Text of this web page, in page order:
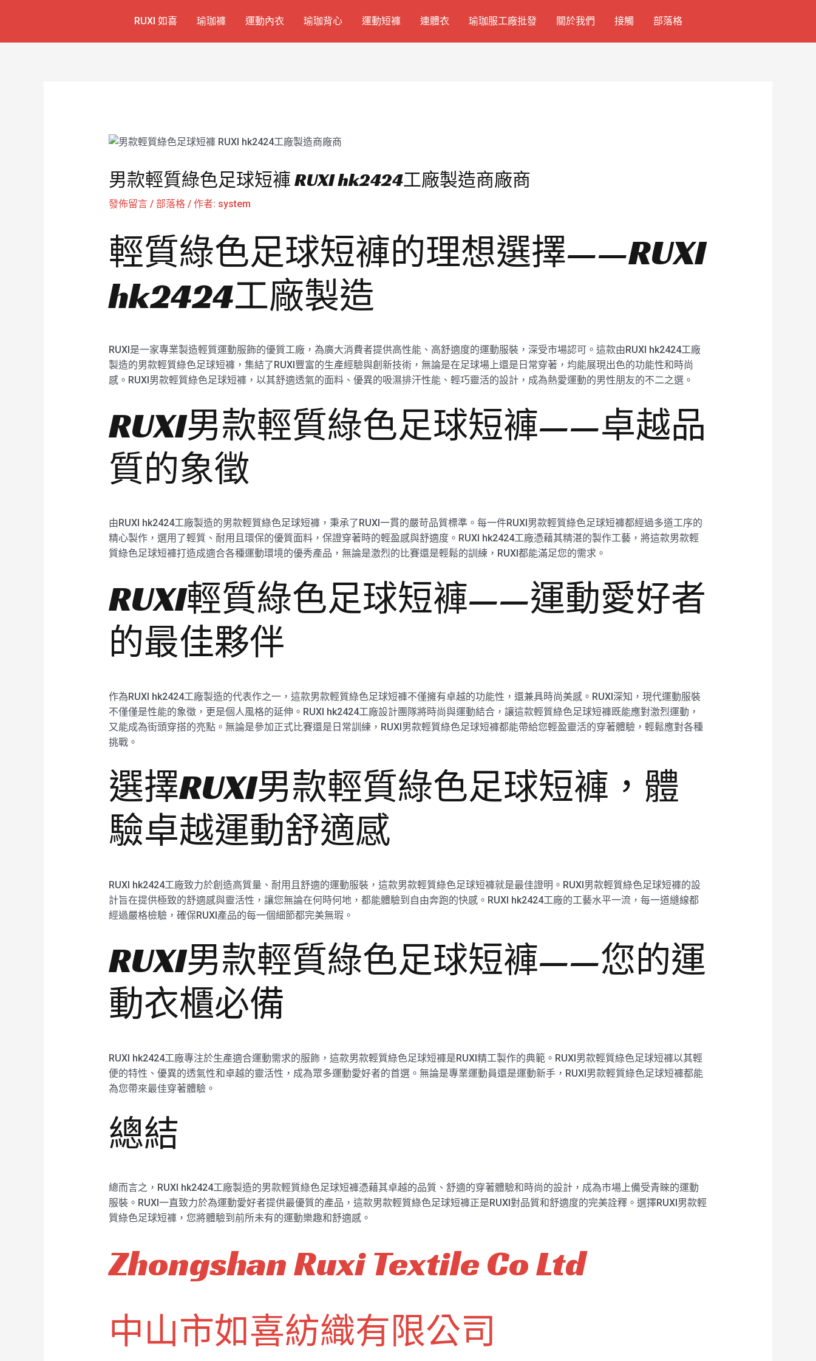
RUXI 如喜 瑜珈褲 運動內衣 瑜珈背心 運動短褲 連體衣 瑜珈服工廠批發 關於我們 接觸 部落格
男款輕質綠色足球短褲 RUXI hk2424工廠製造商廠商
發佈留言 / 部落格/ 作者: system
輕質綠色足球短褲的理想選擇——RUXI
hk2424工廠製造
RUXI是一家專業製造輕質運動服飾的優質工廠，為廣大消費者提供高性能、高舒適度的運動服裝，深受市場認可。這款由RUXI hk2424工廠
製造的男款輕質綠色足球短褲，集結了RUXI豐富的生產經驗與創新技術，無論是在足球場上還是日常穿著，均能展現出色的功能性和時尚
感。RUXI男款輕質綠色足球短褲，以其舒適透氣的面料、優異的吸濕排汗性能、輕巧靈活的設計，成為熱愛運動的男性朋友的不二之選。
RUXI男款輕質綠色足球短褲——卓越品
質的象徵
由RUXI hk2424工廠製造的男款輕質綠色足球短褲，秉承了RUXI一貫的嚴苛品質標準。每一件RUXI男款輕質綠色足球短褲都經過多道工序的
精心製作，選用了輕質、耐用且環保的優質面料，保證穿著時的輕盈感與舒適度。RUXI hk2424工廠憑藉其精湛的製作工藝，將這款男款輕
質綠色足球短褲打造成適合各種運動環境的優秀產品，無論是激烈的比賽還是輕鬆的訓練，RUXI都能滿足您的需求。
RUXI輕質綠色足球短褲——運動愛好者
的最佳夥伴
作為RUXI hk2424工廠製造的代表作之一，這款男款輕質綠色足球短褲不僅擁有卓越的功能性，還兼具時尚美感。RUXI深知，現代運動服裝
不僅僅是性能的象徵，更是個人風格的延伸。RUXI hk2424工廠設計團隊將時尚與運動結合，讓這款輕質綠色足球短褲既能應對激烈運動，
又能成為街頭穿搭的亮點。無論是參加正式比賽還是日常訓練，RUXI男款輕質綠色足球短褲都能帶給您輕盈靈活的穿著體驗，輕鬆應對各種
挑戰。
選擇RUXI男款輕質綠色足球短褲，體
驗卓越運動舒適感
RUXI hk2424工廠致力於創造高質量、耐用且舒適的運動服裝，這款男款輕質綠色足球短褲就是最佳證明。RUXI男款輕質綠色足球短褲的設
計旨在提供極致的舒適感與靈活性，讓您無論在何時何地，都能體驗到自由奔跑的快感。RUXI hk2424工廠的工藝水平一流，每一道縫線都
經過嚴格檢驗，確保RUXI產品的每一個細節都完美無瑕。
RUXI男款輕質綠色足球短褲——您的運
動衣櫃必備
RUXI hk2424工廠專注於生產適合運動需求的服飾，這款男款輕質綠色足球短褲是RUXI精工製作的典範。RUXI男款輕質綠色足球短褲以其輕
便的特性、優異的透氣性和卓越的靈活性，成為眾多運動愛好者的首選。無論是專業運動員還是運動新手，RUXI男款輕質綠色足球短褲都能
為您帶來最佳穿著體驗。
總結
總而言之，RUXI hk2424工廠製造的男款輕質綠色足球短褲憑藉其卓越的品質、舒適的穿著體驗和時尚的設計，成為市場上備受青睞的運動
服裝。RUXI一直致力於為運動愛好者提供最優質的產品，這款男款輕質綠色足球短褲正是RUXI對品質和舒適度的完美詮釋。選擇RUXI男款輕
質綠色足球短褲，您將體驗到前所未有的運動樂趣和舒適感。
Zhongshan Ruxi Textile Co Ltd
中山市如喜紡織有限公司